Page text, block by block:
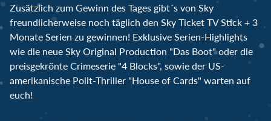
Zusätzlich zum Gewinn des Tages gibt´s von Sky
freundlicherweise noch täglich den Sky Ticket TV Stick + 3
Monate Serien zu gewinnen! Exklusive Serien-Highlights
wie die neue Sky Original Production "Das Boot" oder die
preisgekrönte Crimeserie "4 Blocks", sowie der US-
amerikanische Polit-Thriller "House of Cards" warten auf
euch!